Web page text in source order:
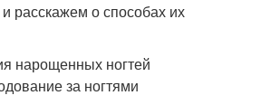
расскажем о способах их
нарощенных ногтей
за ногтями